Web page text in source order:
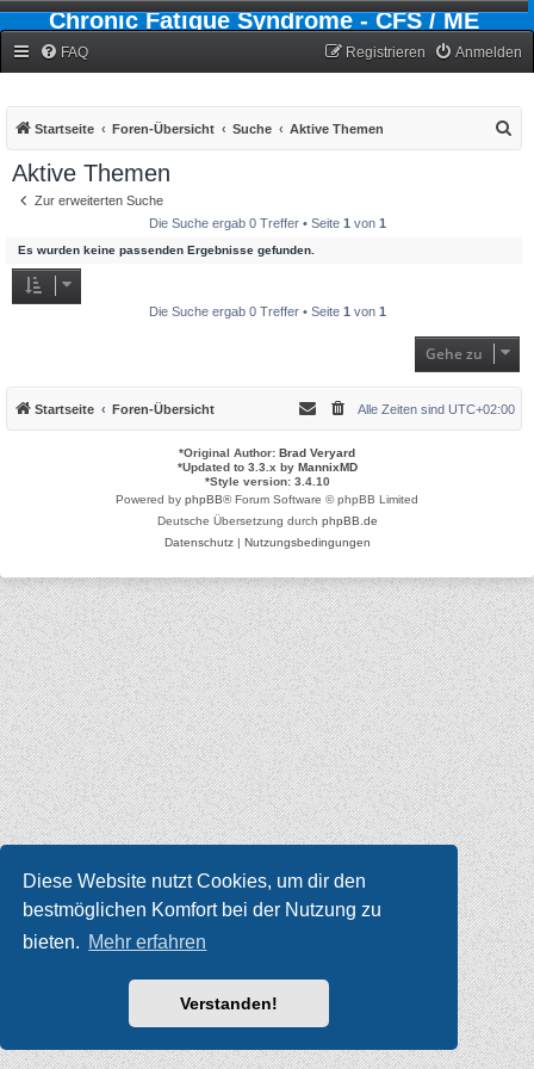
Diese Website nutzt Cookies, um dir den
bestmöglichen Komfort bei der Nutzung zu
bieten. Mehr erfahren
Verstanden!
Chronic Fatigue Syndrome - CFS / ME
FAQ Anmelden
Registrieren
Startseite Foren-Übersicht Suche Aktive Themen
Aktive Themen
Zur erweiterten Suche
Die Suche ergab 0 Treffer • Seite 1 von 1
Es wurden keine passenden Ergebnisse gefunden.
Die Suche ergab 0 Treffer • Seite 1 von 1
Gehe zu
Startseite Foren-Übersicht Alle Zeiten sind UTC+02:00
*Original Author: Brad Veryard
*Updated to 3.3.x by MannixMD
*Style version: 3.4.10
Powered by phpBB® Forum Software © phpBB Limited
Deutsche Übersetzung durch phpBB.de
Datenschutz| Nutzungsbedingungen